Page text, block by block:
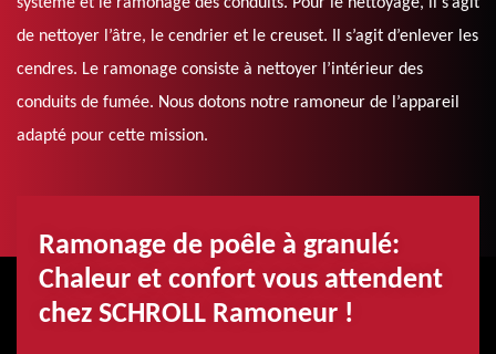
système et le ramonage des conduits. Pour le nettoyage, il s’agit
de nettoyer l’âtre, le cendrier et le creuset. Il s’agit d’enlever les
cendres. Le ramonage consiste à nettoyer l’intérieur des
conduits de fumée. Nous dotons notre ramoneur de l’appareil
adapté pour cette mission.
Ramonage de poêle à granulé:
Chaleur et confort vous attendent
chez SCHROLL Ramoneur !